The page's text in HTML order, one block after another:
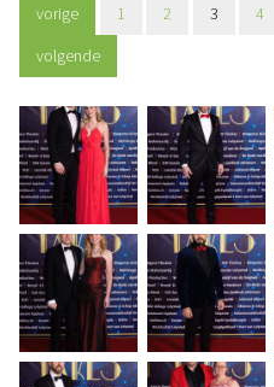
vorige 1 2 3 4
volgende